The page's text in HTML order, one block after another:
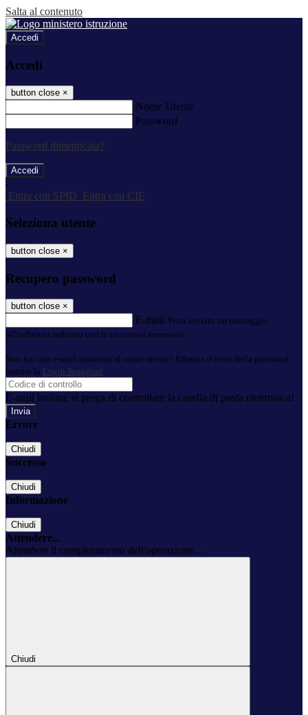
Salta al contenuto
Accedi
Accedi
button close ×
Nome Utente
Password
Password dimenticata?
-
Entra con SPID
Entra con CIE
Seleziona utente
button close ×
Recupero password
button close ×
E-mail Verrà inviato un messaggio
all'indirizzo indicato con le istruzioni necessarie.
Non hai una e-mail associata al nome utente? Effettua il reset della password
tramite la Login Spaggiari
E-mail inviata, si prega di controllare la casella di posta elettronica!
Errore
Chiudi
Successo
Chiudi
Informazione
Chiudi
Attendere...
Attendere il completamento dell'operazione...
Chiudi